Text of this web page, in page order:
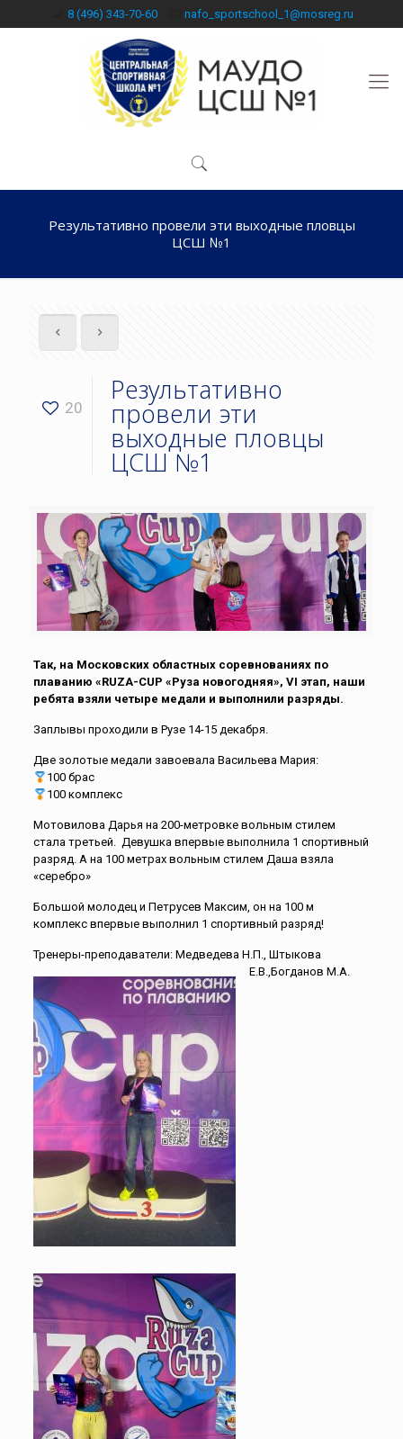
8 (496) 343-70-60 nafo_sportschool_1@mosreg.ru
Результативно провели эти выходные пловцы
ЦСШ №1
20
Результативно
провели эти
выходные пловцы
ЦСШ №1
Так, на Московских областных соревнованиях по
плаванию «RUZA-CUP «Руза новогодняя», VI этап, наши
ребята взяли четыре медали и выполнили разряды.
Заплывы проходили в Рузе 14-15 декабря.
Две золотые медали завоевала Васильева Мария:
100 брас
100 комплекс
Мотовилова Дарья на 200-метровке вольным стилем
стала третьей. Девушка впервые выполнила 1 спортивный
разряд. А на 100 метрах вольным стилем Даша взяла
«серебро»
Большой молодец и Петрусев Максим, он на 100 м
комплекс впервые выполнил 1 спортивный разряд!
Тренеры-преподаватели: Медведева Н.П., Штыкова
Е.В.,Богданов М.А.